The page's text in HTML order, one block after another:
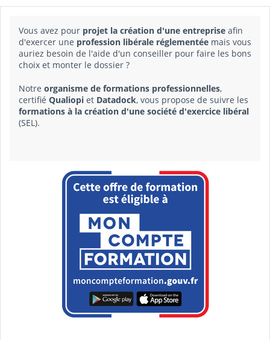
Vous avez pour projet la création d'une entreprise afin
d'exercer une profession libérale réglementée mais vous
auriez besoin de l'aide d'un conseiller pour faire les bons
choix et monter le dossier ?
Notre organisme de formations professionnelles,
certifié Qualiopi et Datadock, vous propose de suivre les
formations à la création d'une société d'exercice libéral
(SEL).